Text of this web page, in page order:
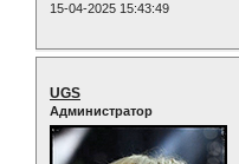
15-04-2025 15:43:49
UGS
Администратор